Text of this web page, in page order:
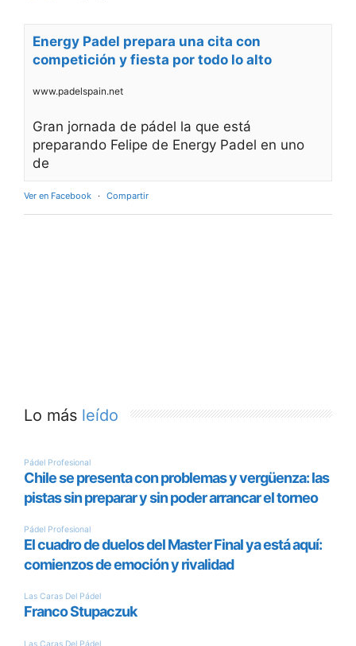
Energy Padel prepara una cita con
competición y fiesta por todo lo alto
www.padelspain.net
Gran jornada de pádel la que está
preparando Felipe de Energy Padel en uno
de
Ver en Facebook · Compartir
Lo más leído